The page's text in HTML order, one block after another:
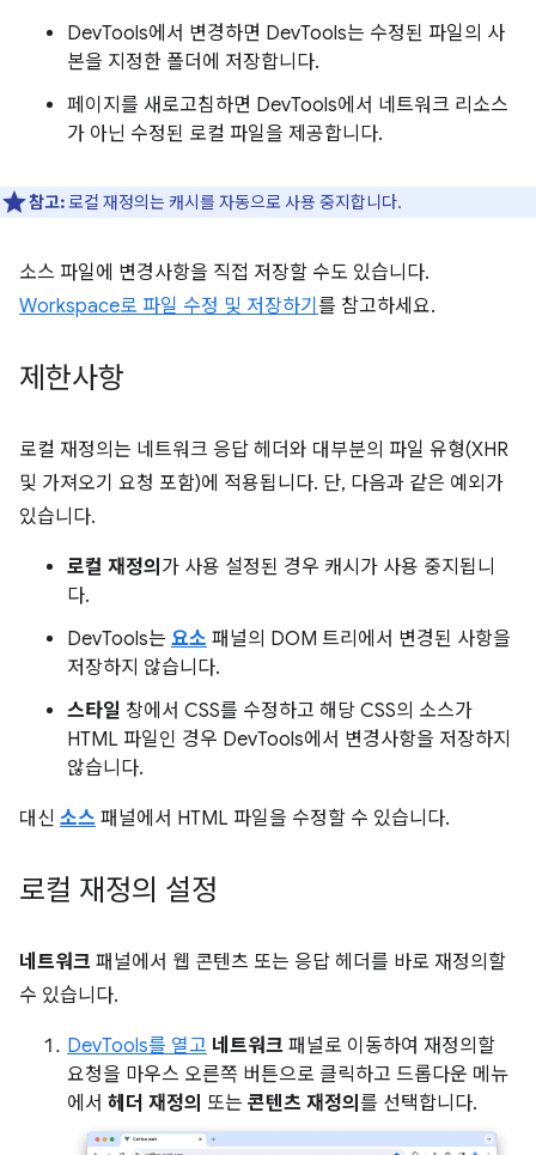
DevTools에서 변경하면 DevTools는 수정된 파일의 사
본을 지정한 폴더에 저장합니다.
페이지를 새로고침하면 DevTools에서 네트워크 리소스
가 아닌 수정된 로컬 파일을 제공합니다.
참고:로컬 재정의는 캐시를 자동으로 사용 중지합니다.
소스 파일에 변경사항을 직접 저장할 수도 있습니다.
Workspace로 파일 수정 및 저장하기 를 참고하세요.
제한사항
로컬 재정의는 네트워크 응답 헤더와 대부분의 파일 유형(XHR
및 가져오기 요청 포함)에 적용됩니다. 단, 다음과 같은 예외가
있습니다.
로컬 재정의 가 사용 설정된 경우 캐시가 사용 중지됩니
다.
DevTools는 요소 패널의 DOM 트리에서 변경된 사항을
저장하지 않습니다.
스타일 창에서 CSS를 수정하고 해당 CSS의 소스가
HTML 파일인 경우 DevTools에서 변경사항을 저장하지
않습니다.
대신 소스 패널에서 HTML 파일을 수정할 수 있습니다.
로컬 재정의 설정
네트워크 패널에서 웹 콘텐츠 또는 응답 헤더를 바로 재정의할
수 있습니다.
DevTools를 열고 네트워크 패널로 이동하여 재정의할
요청을 마우스 오른쪽 버튼으로 클릭하고 드롭다운 메뉴
에서 헤더 재정의 또는 콘텐츠 재정의 를 선택합니다.